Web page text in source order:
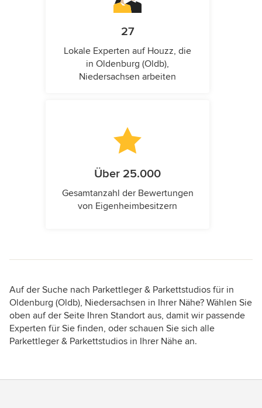
27
Lokale Experten auf Houzz, die
in Oldenburg (Oldb),
Niedersachsen arbeiten
Über 25.000
Gesamtanzahl der Bewertungen
von Eigenheimbesitzern
Auf der Suche nach Parkettleger & Parkettstudios für in
Oldenburg (Oldb), Niedersachsen in Ihrer Nähe? Wählen Sie
oben auf der Seite Ihren Standort aus, damit wir passende
Experten für Sie finden, oder schauen Sie sich alle
Parkettleger & Parkettstudios in Ihrer Nähe an.